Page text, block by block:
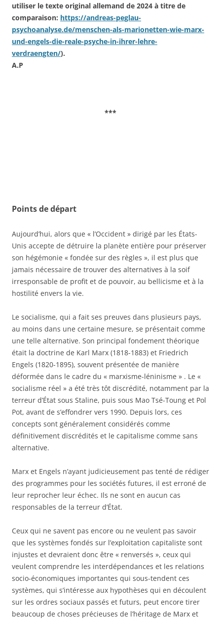
utiliser le texte original allemand de 2024 à titre de
comparaison: https://andreas-peglau-
psychoanalyse.de/menschen-als-marionetten-wie-marx-
und-engels-die-reale-psyche-in-ihrer-lehre-
verdraengten/).
A.P
***
Points de départ
Aujourd’hui, alors que « l’Occident » dirigé par les États-
Unis accepte de détruire la planète entière pour préserver
son hégémonie « fondée sur des règles », il est plus que
jamais nécessaire de trouver des alternatives à la soif
irresponsable de profit et de pouvoir, au bellicisme et à la
hostilité envers la vie.
Le socialisme, qui a fait ses preuves dans plusieurs pays,
au moins dans une certaine mesure, se présentait comme
une telle alternative. Son principal fondement théorique
était la doctrine de Karl Marx (1818-1883) et Friedrich
Engels (1820-1895), souvent présentée de manière
déformée dans le cadre du « marxisme-léninisme » . Le «
socialisme réel » a été très tôt discrédité, notamment par la
terreur d’État sous Staline, puis sous Mao Tsé-Toung et Pol
Pot, avant de s’effondrer vers 1990. Depuis lors, ces
concepts sont généralement considérés comme
définitivement discrédités et le capitalisme comme sans
alternative.
Marx et Engels n’ayant judicieusement pas tenté de rédiger
des programmes pour les sociétés futures, il est erroné de
leur reprocher leur échec. Ils ne sont en aucun cas
responsables de la terreur d’État.
Ceux qui ne savent pas encore ou ne veulent pas savoir
que les systèmes fondés sur l’exploitation capitaliste sont
injustes et devraient donc être « renversés », ceux qui
veulent comprendre les interdépendances et les relations
socio-économiques importantes qui sous-tendent ces
systèmes, qui s’intéresse aux hypothèses qui en découlent
sur les ordres sociaux passés et futurs, peut encore tirer
beaucoup de choses précieuses de l’héritage de Marx et